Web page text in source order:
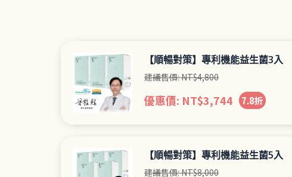
【順暢對策】專利機能益生菌3入
建議售價:NT$4,800
優惠價: NT$3,744 7.8折
【順暢對策】專利機能益生菌5入
建議售價:NT$8,000